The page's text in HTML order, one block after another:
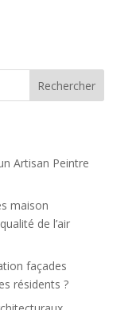
Rechercher
Artisan Peintre
maison
de l’air
façades
résidents ?